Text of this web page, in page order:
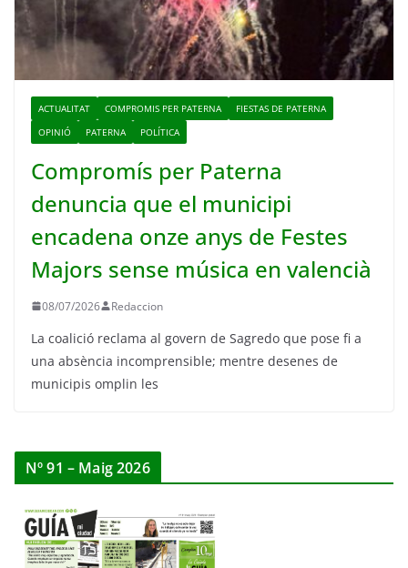
ACTUALITAT COMPROMIS PER PATERNA
FIESTAS DE PATERNA
OPINIÓ
PATERNA POLÍTICA
Compromís per Paterna
denuncia que el municipi
encadena onze anys de Festes
Majors sense música en valencià
08/07/2026 Redaccion
La coalició reclama al govern de Sagredo que pose fi a
una absència incomprensible; mentre desenes de
municipis omplin les
Nº 91 – Maig 2026